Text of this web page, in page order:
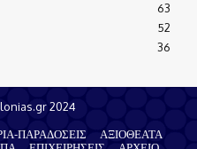
63
52
36
2024
ΠΑΡΑΔΟΣΕΙΣ
ΑΞΙΟΘΕΑΤΑ